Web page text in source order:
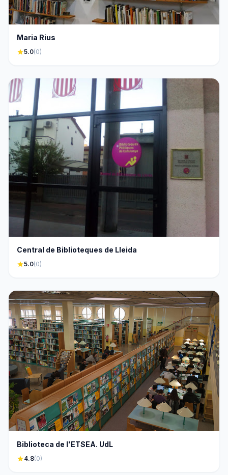
Maria Rius
star5.0(0)
Central de Biblioteques de Lleida
star5.0(0)
Biblioteca de l'ETSEA. UdL
star4.8(0)